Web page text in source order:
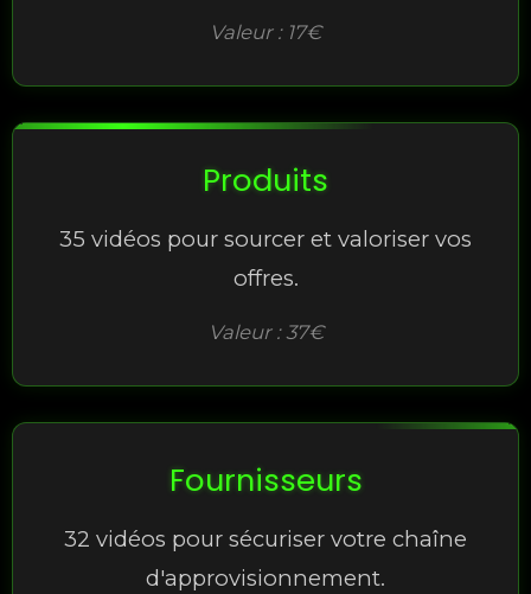
Valeur : 17€
Produits
35 vidéos pour sourcer et valoriser vos
offres.
Valeur : 37€
Fournisseurs
32 vidéos pour sécuriser votre chaîne
d'approvisionnement.